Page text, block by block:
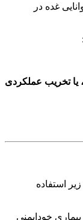
غده در
یا تخریب عملکردی
استفاده
خودایمنی